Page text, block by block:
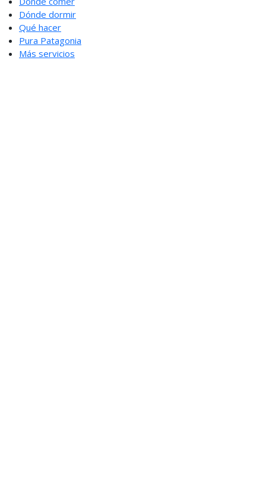
Dónde dormir
Qué hacer
Pura Patagonia
Más servicios